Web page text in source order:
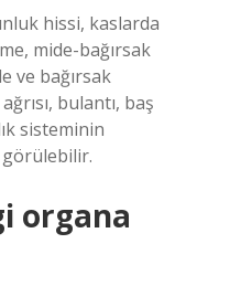
hissi, kaslarda
mide-bağırsak
ve bağırsak
bulantı, baş
sisteminin
görülebilir.
organa